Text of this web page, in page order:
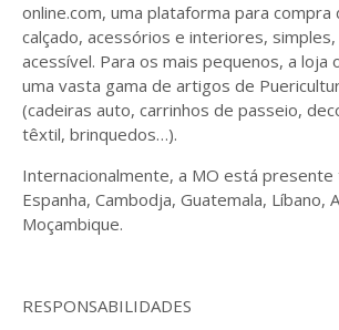
online.com, uma plataforma para compra
calçado, acessórios e interiores,
acessível. Para os mais pequenos, a loja
uma vasta gama de artigos de
(cadeiras auto, carrinhos de passeio,
têxtil, brinquedos…).
Internacionalmente, a MO está
Espanha, Cambodja, Guatemala, Líbano,
Moçambique.
RESPONSABILIDADES